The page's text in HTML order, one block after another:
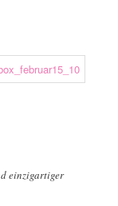
einzigartiger